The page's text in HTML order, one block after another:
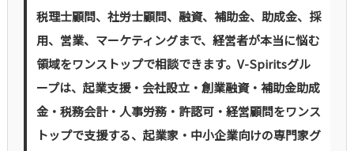
税理士顧問、社労士顧問、融資、補助金、助成金、採
用、営業、マーケティングまで、経営者が本当に悩む
領域をワンストップで相談できます。V-Spiritsグル
ープは、起業支援・会社設立・創業融資・補助金助成
金・税務会計・人事労務・許認可・経営顧問をワンス
トップで支援する、起業家・中小企業向けの専門家グ